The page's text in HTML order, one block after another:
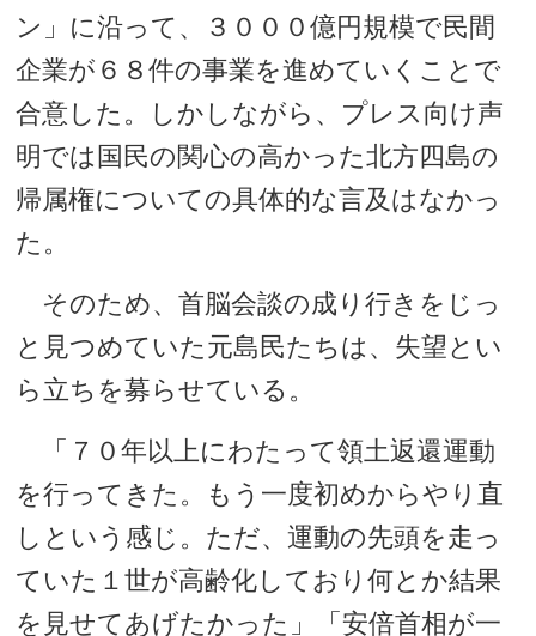
ン」に沿って、３０００億円規模で民間
企業が６８件の事業を進めていくことで
合意した。しかしながら、プレス向け声
明では国民の関心の高かった北方四島の
帰属権についての具体的な言及はなかっ
た。
そのため、首脳会談の成り行きをじっ
と見つめていた元島民たちは、失望とい
ら立ちを募らせている。
「７０年以上にわたって領土返還運動
を行ってきた。もう一度初めからやり直
しという感じ。ただ、運動の先頭を走っ
ていた１世が高齢化しており何とか結果
を見せてあげたかった」「安倍首相が一